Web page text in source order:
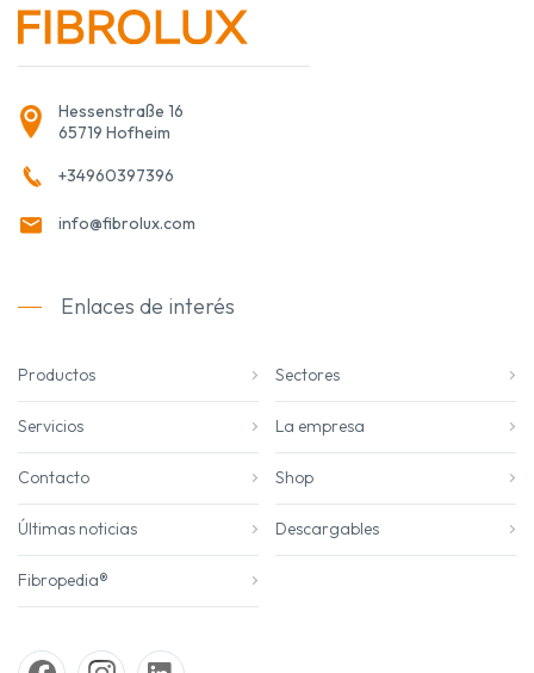
Hessenstraße 16
65719 Hofheim
+34960397396
info@fibrolux.com
Enlaces de interés
Productos Sectores
Servicios La empresa
Contacto Shop
Últimas noticias Descargables
Fibropedia®